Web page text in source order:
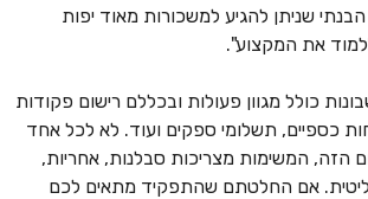
שניתן להגיע למשכורות מאוד יפות
את המקצוע".
כולל מגוון פעולות ובכללם רישום פקודות
כספיים, תשלומי ספקים ועוד. לא לכל אחד
הזה, המשימות מצריכות סבלנות, אחריות,
אם החלטתם שהתפקיד מתאים לכם